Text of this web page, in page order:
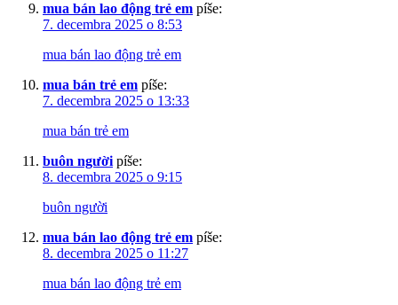
mua bán lao động trẻ em píše:
7. decembra 2025 o 8:53
mua bán lao động trẻ em
mua bán trẻ em píše:
7. decembra 2025 o 13:33
mua bán trẻ em
buôn người píše:
8. decembra 2025 o 9:15
buôn người
mua bán lao động trẻ em píše:
8. decembra 2025 o 11:27
mua bán lao động trẻ em